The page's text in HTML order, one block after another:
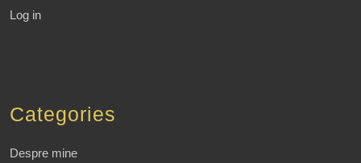
Log in
Categories
Despre mine